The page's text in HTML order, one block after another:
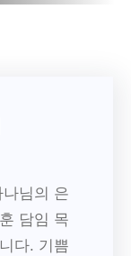
님의 은
담임 목
다. 기쁨